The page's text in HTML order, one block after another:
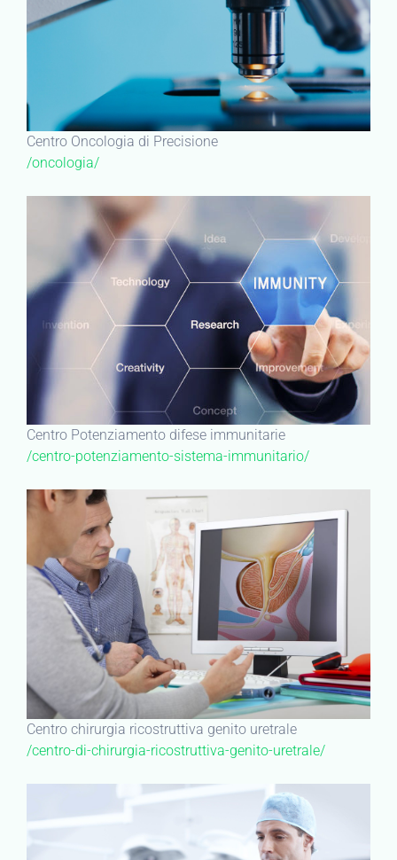
Centro Oncologia di Precisione
/oncologia/
Centro Potenziamento difese immunitarie
/centro-potenziamento-sistema-immunitario/
Centro chirurgia ricostruttiva genito uretrale
/centro-di-chirurgia-ricostruttiva-genito-uretrale/